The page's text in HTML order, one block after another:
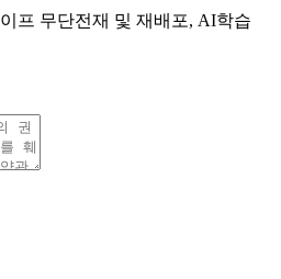
프 무단전재 및 재배포, AI학습